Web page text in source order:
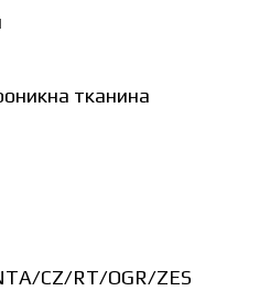
тканина
CZ/RT/OGR/ZES